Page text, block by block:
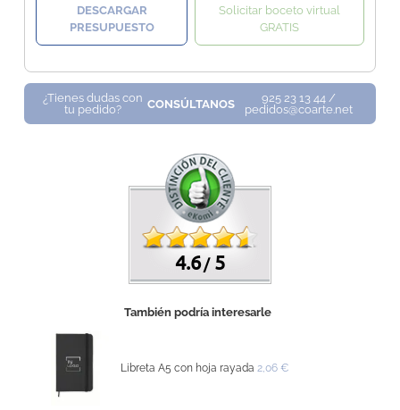
DESCARGAR
PRESUPUESTO
Solicitar boceto virtual
GRATIS
¿Tienes dudas con
tu pedido?
CONSÚLTANOS
925 23 13 44 /
pedidos@coarte.net
4.6 /5
También podría interesarle
Libreta A5 con hoja rayada 2,06 €